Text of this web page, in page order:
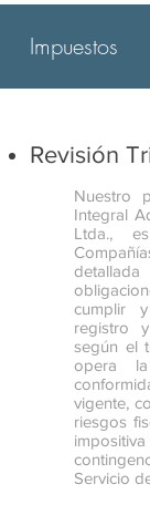
​Impuestos
Revisión
Nuestro
Integral
Ltda.,
cumplir
registro
según el
opera
vigente,
riesgos
Servicio